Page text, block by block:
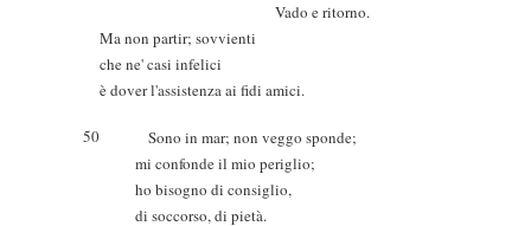
Vado e ritorno.
Ma non partir; sovvienti
che ne' casi infelici
è dover l'assistenza ai fidi amici.
50
Sono in mar; non veggo sponde;
mi confonde il mio periglio;
ho bisogno di consiglio,
di soccorso, di pietà.